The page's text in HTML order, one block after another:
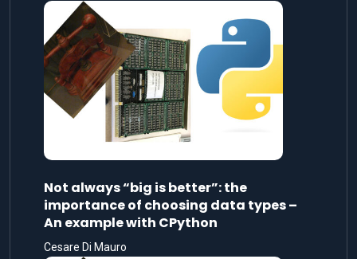
Not always “big is better”: the
importance of choosing data types –
An example with CPython
Cesare Di Mauro